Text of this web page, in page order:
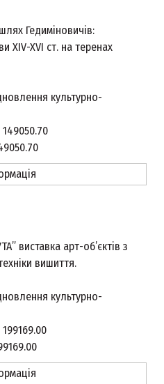
Гедиміновичів:
XIV-XVI ст. на теренах
культурно-
149050.70
виставка арт-об’єктів з
вишиття.
культурно-
199169.00